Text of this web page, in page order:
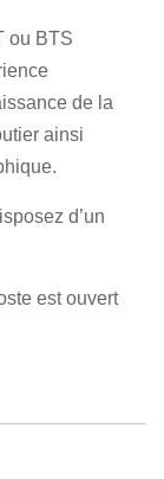
ou BTS
de la
ainsi
d’un
est ouvert